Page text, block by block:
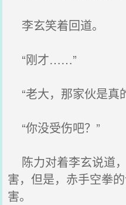
李玄笑着回道。
“刚才……”
“老大，那家伙是真
“你没受伤吧？”
陈力对着李玄说道
害，但是，赤手空拳
害。